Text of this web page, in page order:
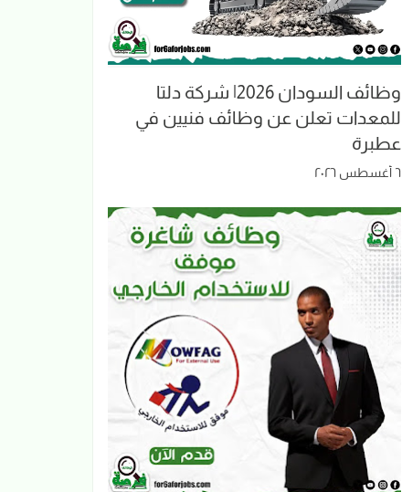
وظائف السودان 2026| شركة دلتا
للمعدات تعلن عن وظائف فنيين في
عطبرة
٦ أغسطس ٢٠٢٦